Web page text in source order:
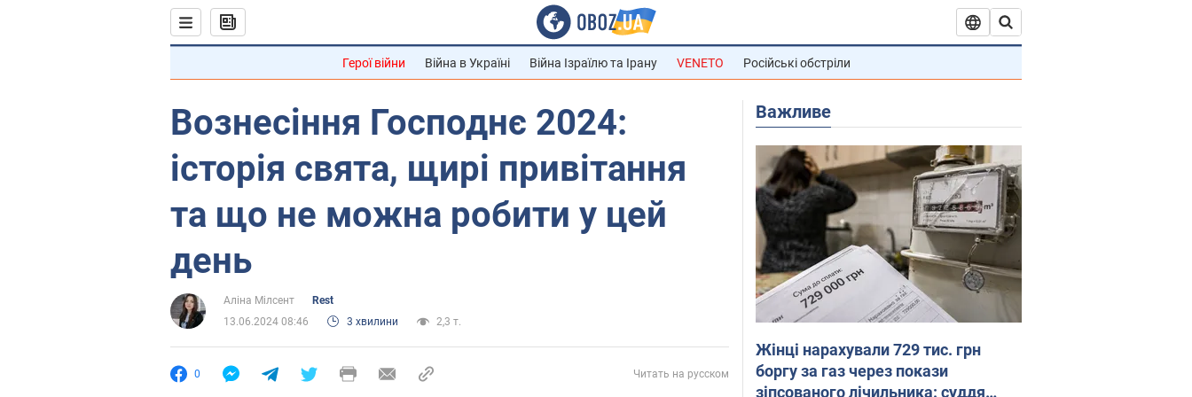
Герої війни Війна в Україні Війна Ізраїлю та Ірану VENETO Російські обстріли
Вознесіння Господнє 2024:
історія свята, щирі привітання
та що не можна робити у цей
день
Аліна Мілсент
Rest
13.06.2024 08:46
3 хвилини 2,3 т.
0 Читать на русском
Важливе
Жінці нарахували 729 тис. грн
боргу за газ через покази
зіпсованого лічильника: суддя